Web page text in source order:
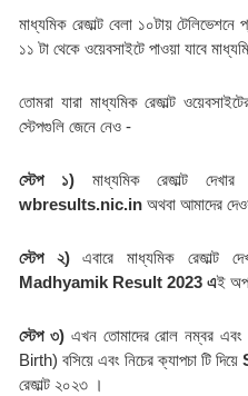
মাধ্যমিক রেজাল্ট বেলা ১০টায়
১১ টা থেকে ওয়েবসাইটে পাওয়া যাবে
তোমরা যারা মাধ্যমিক রেজাল্ট
স্টেপগুলি জেনে নেও -
স্টেপ ১)
wbresults.nic.in অথবা আমাদের
স্টেপ ২)
Madhyamik Result 2023 এই
স্টেপ ৩) এখন তোমাদের রোল নম্বর
Birth) বসিয়ে এবং নিচের ক্যাপচা টি দিয়ে
রেজাল্ট ২০২৩ ।